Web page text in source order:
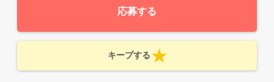
応募する
キープする